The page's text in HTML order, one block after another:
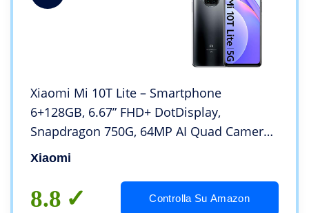
Xiaomi Mi 10T Lite – Smartphone
6+128GB, 6.67” FHD+ DotDisplay,
Snapdragon 750G, 64MP AI Quad Camera,
4820mAh, Grigio (Pearl Grey)
Xiaomi
8.8 Controlla Su Amazon